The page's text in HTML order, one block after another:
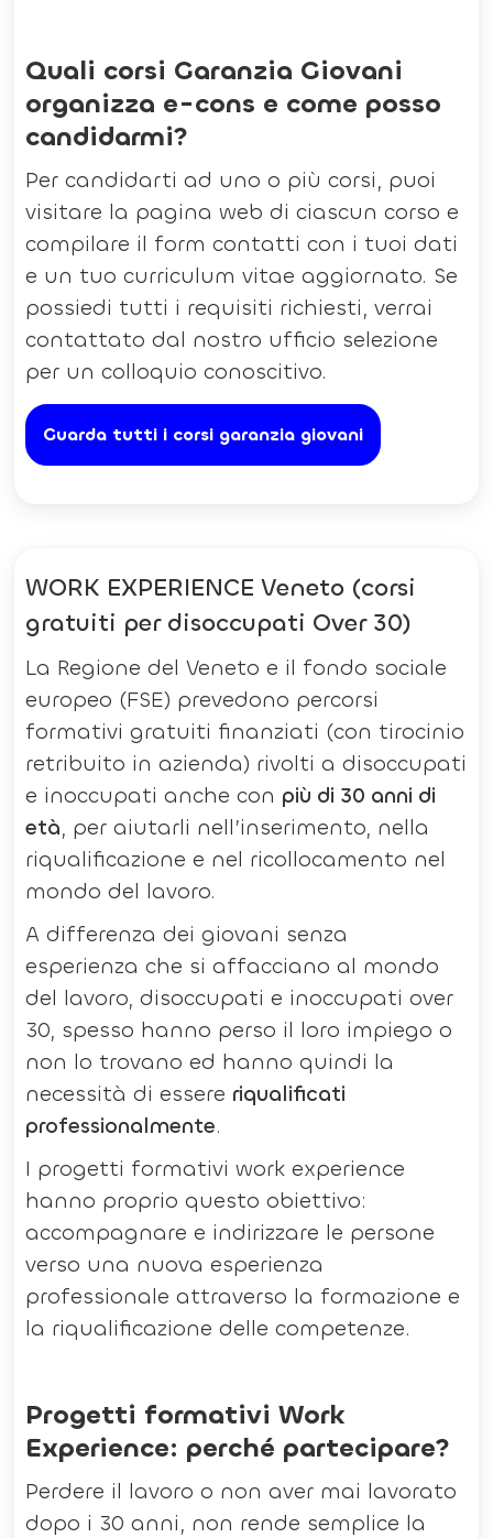
Quali corsi Garanzia Giovani
organizza e-cons e come posso
candidarmi?
Per candidarti ad uno o più corsi, puoi
visitare la pagina web di ciascun corso e
compilare il form contatti con i tuoi dati
e un tuo curriculum vitae aggiornato. Se
possiedi tutti i requisiti richiesti, verrai
contattato dal nostro ufficio selezione
per un colloquio conoscitivo.
Guarda tutti i corsi garanzia giovani
WORK EXPERIENCE Veneto (corsi
gratuiti per disoccupati Over 30)
La Regione del Veneto e il fondo sociale
europeo (FSE) prevedono percorsi
formativi gratuiti finanziati (con tirocinio
retribuito in azienda) rivolti a disoccupati
e inoccupati anche con più di 30 anni di
età, per aiutarli nell’inserimento, nella
riqualificazione e nel ricollocamento nel
mondo del lavoro.
A differenza dei giovani senza
esperienza che si affacciano al mondo
del lavoro, disoccupati e inoccupati over
30, spesso hanno perso il loro impiego o
non lo trovano ed hanno quindi la
necessità di essere riqualificati
professionalmente.
I progetti formativi work experience
hanno proprio questo obiettivo:
accompagnare e indirizzare le persone
verso una nuova esperienza
professionale attraverso la formazione e
la riqualificazione delle competenze.
Progetti formativi Work
Experience: perché partecipare?
Perdere il lavoro o non aver mai lavorato
dopo i 30 anni, non rende semplice la